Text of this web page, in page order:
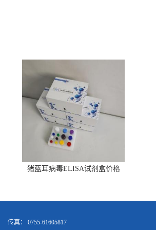
猪蓝耳病毒ELISA试剂盒价格
传真： 0755-61605817